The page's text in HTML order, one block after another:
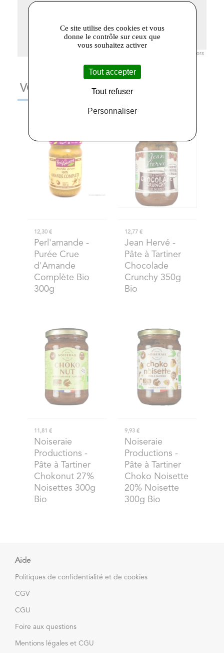
contributors
VOUS AIMEREZ AUSSI
12,30 €
Perl'amande -
Purée Crue
d'Amande
Complète Bio
300g
12,77 €
Jean Hervé -
Pâte à Tartiner
Chocolade
Crunchy 350g
Bio
11,81 €
Noiseraie
Productions -
Pâte à Tartiner
Chokonut 27%
Noisettes 300g
Bio
9,93 €
Noiseraie
Productions -
Pâte à Tartiner
Choko Noisette
20% Noisette
300g Bio
Aide
Politiques de confidentialité et de cookies
CGV
CGU
Foire aux questions
Mentions légales et CGU
Ce site utilise des cookies et vous
donne le contrôle sur ceux que
vous souhaitez activer
Tout accepter
Tout refuser
Personnaliser